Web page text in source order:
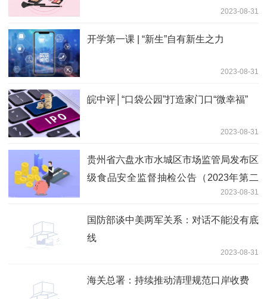
2023-08-31
开学第一课 | “新生”自有新生之力
2023-08-31
皖中评│“口袋公园”打造家门口“微幸福”
2023-08-31
贵州省六盘水市水城区市场监管局发布区
级食品安全监督抽检公告（2023年第二
2023-08-31
国防部谈中美两军关系：对话不能没有底
线
2023-08-31
海关总署：持续推动清理规范口岸收费